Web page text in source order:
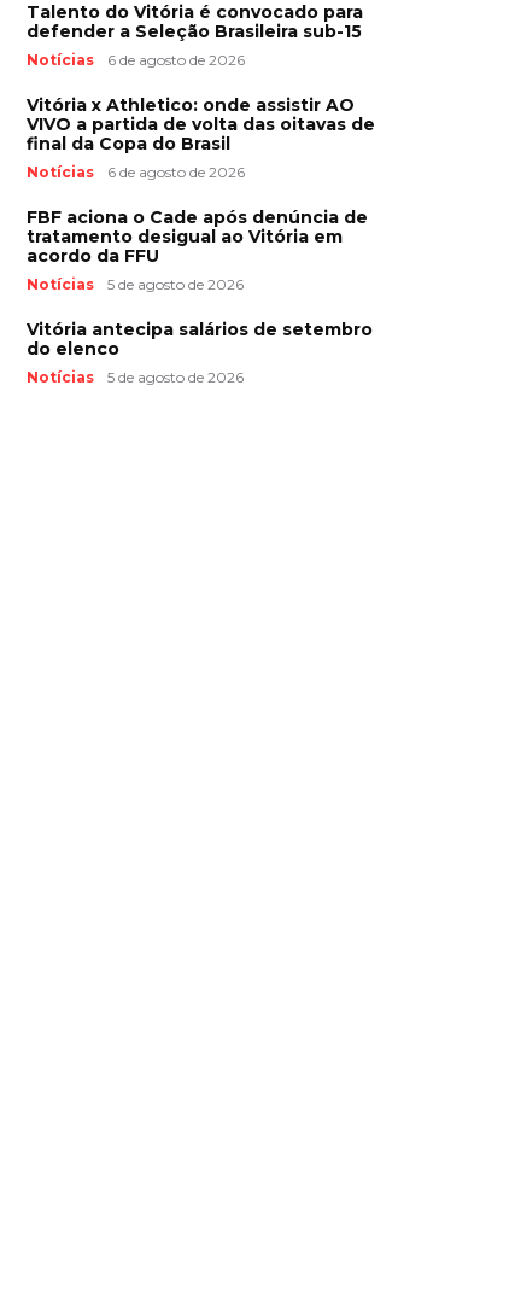
Talento do Vitória é convocado para
defender a Seleção Brasileira sub-15
Notícias 6 de agosto de 2026
Vitória x Athletico: onde assistir AO
VIVO a partida de volta das oitavas de
final da Copa do Brasil
Notícias 6 de agosto de 2026
FBF aciona o Cade após denúncia de
tratamento desigual ao Vitória em
acordo da FFU
Notícias 5 de agosto de 2026
Vitória antecipa salários de setembro
do elenco
Notícias 5 de agosto de 2026